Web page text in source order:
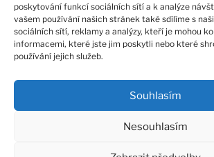
poskytování funkcí sociálních sítí a k analýze
vašem používání našich stránek také sdílíme s
sociálních sítí, reklamy a analýzy, kteří je mohou
informacemi, které jste jim poskytli nebo které
používání jejich služeb.
Souhlasím
Nesouhlasím
PODMÍNKY OCHRANY OSOBNÍCH
Email